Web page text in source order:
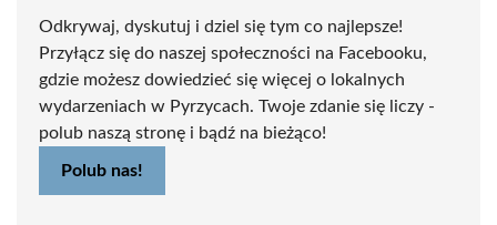
Odkrywaj, dyskutuj i dziel się tym co najlepsze!
Przyłącz się do naszej społeczności na Facebooku,
gdzie możesz dowiedzieć się więcej o lokalnych
wydarzeniach w Pyrzycach. Twoje zdanie się liczy -
polub naszą stronę i bądź na bieżąco!
Polub nas!